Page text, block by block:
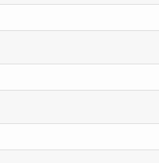
メールが届かないとい
ます。
持ちでない場合は、
定をしていただいた上